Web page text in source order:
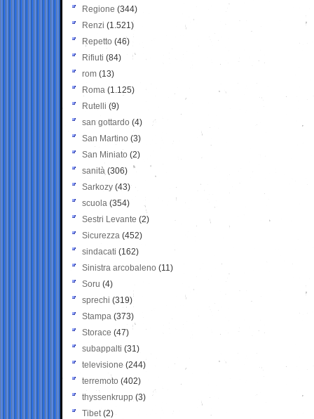
Regione (344)
Renzi (1.521)
Repetto (46)
Rifiuti (84)
rom (13)
Roma (1.125)
Rutelli (9)
san gottardo (4)
San Martino (3)
San Miniato (2)
sanità (306)
Sarkozy (43)
scuola (354)
Sestri Levante (2)
Sicurezza (452)
sindacati (162)
Sinistra arcobaleno (11)
Soru (4)
sprechi (319)
Stampa (373)
Storace (47)
subappalti (31)
televisione(244)
terremoto (402)
thyssenkrupp (3)
Tibet(2)